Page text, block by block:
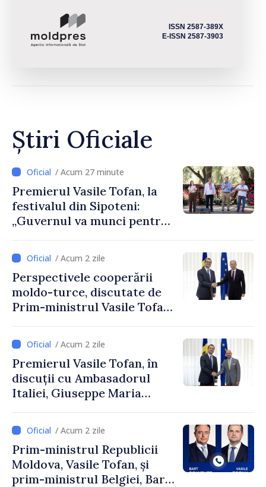
ISSN 2587-389X
E-ISSN 2587-3903
Știri Oficiale
/ Acum 27 minute
Premierul Vasile Tofan, la
festivalul din Sipoteni:
„Guvernul va munci pentru
comunitate și toți
moldovenii să prospere”
/ Acum 2 zile
Perspectivele cooperării
moldo-turce, discutate de
Prim-ministrul Vasile Tofan
Uygar Mustafa Sertel
/ Acum 2 zile
Premierul Vasile Tofan, în
discuții cu Ambasadorul
Italiei, Giuseppe Maria
/ Acum 2 zile
Prim-ministrul Republicii
Moldova, Vasile Tofan, și
prim-ministrul Belgiei, Bart